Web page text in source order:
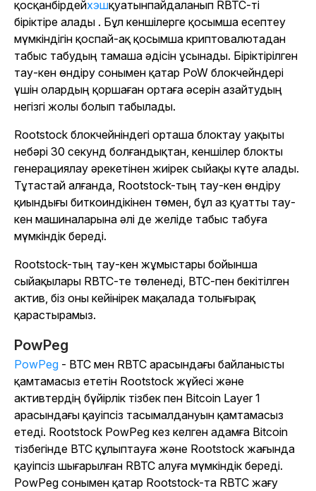
қосқанбірдейхэшқуатынпайдаланып RBTC-ті
біріктіре алады . Бұл кеншілерге қосымша есептеу
мүмкіндігін қоспай-ақ қосымша криптовалютадан
табыс табудың тамаша әдісін ұсынады. Біріктірілген
тау-кен өндіру сонымен қатар PoW блокчейндері
үшін олардың қоршаған ортаға әсерін азайтудың
негізгі жолы болып табылады.
Rootstock блокчейніндегі орташа блоктау уақыты
небәрі 30 секунд болғандықтан, кеншілер блокты
генерациялау әрекетінен жиірек сыйақы күте алады.
Тұтастай алғанда, Rootstock-тың тау-кен өндіру
қиындығы биткоиндікінен төмен, бұл аз қуатты тау-
кен машиналарына әлі де желіде табыс табуға
мүмкіндік береді.
Rootstock-тың тау-кен жұмыстары бойынша
сыйақылары RBTC-те төленеді, BTC-пен бекітілген
актив, біз оны кейінірек мақалада толығырақ
қарастырамыз.
PowPeg
PowPeg - BTC мен RBTC арасындағы байланысты
қамтамасыз ететін Rootstock жүйесі және
активтердің бүйірлік тізбек пен Bitcoin Layer 1
арасындағы қауіпсіз тасымалдануын қамтамасыз
етеді. Rootstock PowPeg кез келген адамға Bitcoin
тізбегінде BTC құлыптауға және Rootstock жағында
қауіпсіз шығарылған RBTC алуға мүмкіндік береді.
PowPeg сонымен қатар Rootstock-та RBTC жағу